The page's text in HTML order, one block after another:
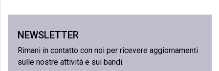
NEWSLETTER
Rimani in contatto con noi per ricevere aggiornamenti
sulle nostre attività e sui bandi.